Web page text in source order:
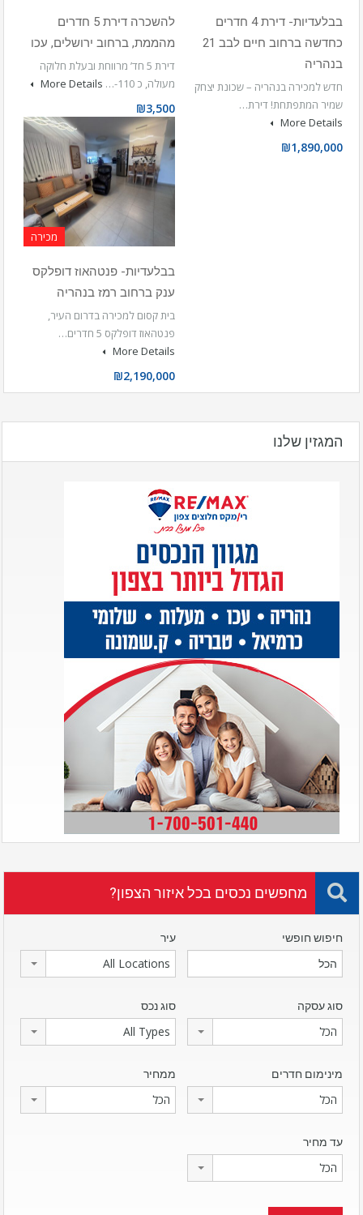
בבלעדיות- דירת 4 חדרים
כחדשה ברחוב חיים לבב 21
בנהריה
חדש למכירה בנהריה – שכונת יצחק
שמיר המתפתחת! דירת…
More Details
₪1,890,000
להשכרה דירת 5 חדרים
מהממת, ברחוב ירושלים, עכו
דירת 5 חד’ מרווחת ובעלת חלוקה
מעולה, כ 110-…
More Details
₪3,500
מכירה
בבלעדיות- פנטהאוז דופלקס
ענק ברחוב רמז בנהריה
בית קסום למכירה בדרום העיר,
פנטהאוז דופלקס 5 חדרים…
More Details
₪2,190,000
המגזין שלנו
מחפשים נכסים בכל איזור הצפון?
חיפוש חופשי עיר
All Locations
סוג עסקה
הכל
סוג נכס
All Types
מינימום חדרים
הכל
ממחיר
הכל
עד מחיר
הכל